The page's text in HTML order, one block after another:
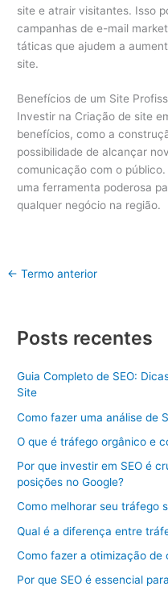
site e atrair visitantes. Isso
campanhas de e-mail
táticas que ajudem a
site.
Benefícios de um Site
Investir na Criação de site
benefícios, como a
possibilidade de alcançar
comunicação com o
uma ferramenta poderosa
qualquer negócio na região.
← Termo anterior
Posts recentes
Guia Completo de SEO:
Site
Como fazer uma análise de
O que é tráfego orgânico e
Por que investir em SEO é
posições no Google?
Como melhorar seu tráfego
Qual é a diferença entre
Como fazer a otimização de
Por que SEO é essencial